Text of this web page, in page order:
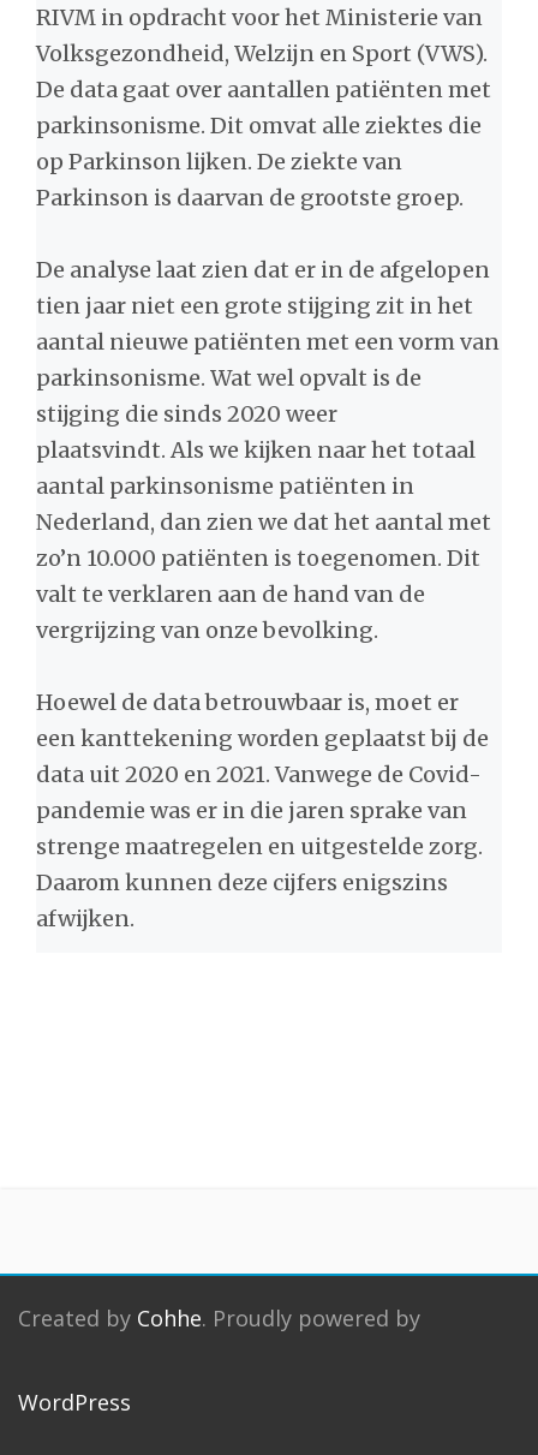
RIVM in opdracht voor het Ministerie van
Volksgezondheid, Welzijn en Sport (VWS).
De data gaat over aantallen patiënten met
parkinsonisme. Dit omvat alle ziektes die
op Parkinson lijken. De ziekte van
Parkinson is daarvan de grootste groep.
De analyse laat zien dat er in de afgelopen
tien jaar niet een grote stijging zit in het
aantal nieuwe patiënten met een vorm van
parkinsonisme. Wat wel opvalt is de
stijging die sinds 2020 weer
plaatsvindt. Als we kijken naar het totaal
aantal parkinsonisme patiënten in
Nederland, dan zien we dat het aantal met
zo’n 10.000 patiënten is toegenomen. Dit
valt te verklaren aan de hand van de
vergrijzing van onze bevolking.
Hoewel de data betrouwbaar is, moet er
een kanttekening worden geplaatst bij de
data uit 2020 en 2021. Vanwege de Covid-
pandemie was er in die jaren sprake van
strenge maatregelen en uitgestelde zorg.
Daarom kunnen deze cijfers enigszins
afwijken.
Created by Cohhe. Proudly powered by
WordPress